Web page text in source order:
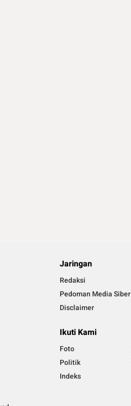
Jaringan
Redaksi
Pedoman Media Siber
Disclaimer
Ikuti Kami
Foto
Politik
Indeks